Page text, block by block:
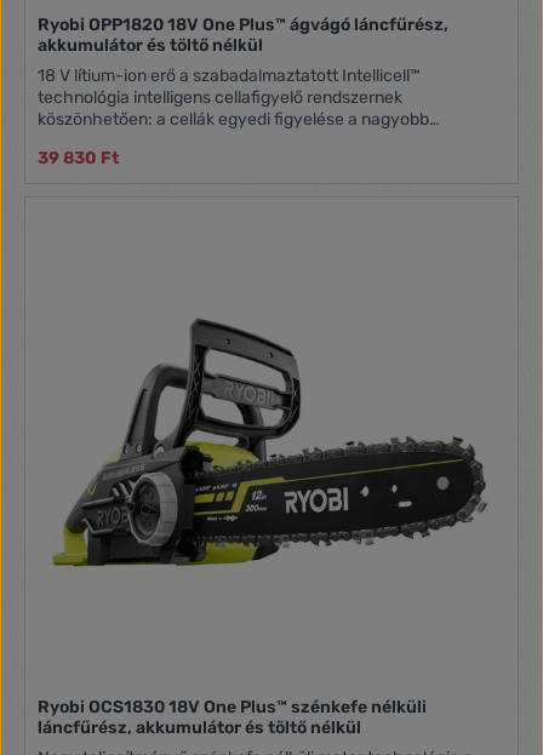
Ryobi OPP1820 18V One Plus™ ágvágó láncfűrész,
akkumulátor és töltő nélkül
18 V lítium-ion erő a szabadalmaztatott Intellicell™
technológia intelligens cellafigyelő rendszernek
köszönhetően: a cellák egyedi figyelése a nagyobb
Oregon lánc és láncvezető Nagy nyomatékú teljesítmény 5,5
m/s láncsebességgel Kihúzható nyél az akár 4 méterre lévő
Láncvezető hossza (cm) 20 Lánc hossza (cm) 20 OREGON
39 830 Ft
Ryobi OCS1830 18V One Plus™ szénkefe nélküli
láncfűrész, akkumulátor és töltő nélkül